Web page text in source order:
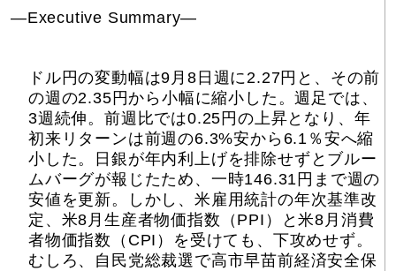
―Executive Summary―
ドル円の変動幅は9月8日週に2.27円と、その前
の週の2.35円から小幅に縮小した。週足では、
3週続伸。前週比では0.25円の上昇となり、年
初来リターンは前週の6.3%安から6.1％安へ縮
小した。日銀が年内利上げを排除せずとブルー
ムバーグが報じたため、一時146.31円まで週の
安値を更新。しかし、米雇用統計の年次基準改
定、米8月生産者物価指数（PPI）と米8月消費
者物価指数（CPI）を受けても、下攻めせず。
むしろ、自民党総裁選で高市早苗前経済安全保